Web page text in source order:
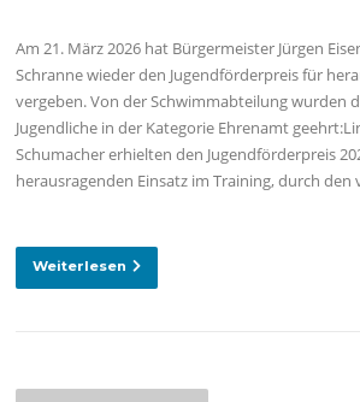
Am 21. März 2026 hat Bürgermeister Jürgen
Schranne wieder den Jugendförderpreis für
vergeben. Von der Schwimmabteilung wurden
Jugendliche in der Kategorie Ehrenamt
Schumacher erhielten den Jugendförderpreis
herausragenden Einsatz im Training, durch den
Weiterlesen